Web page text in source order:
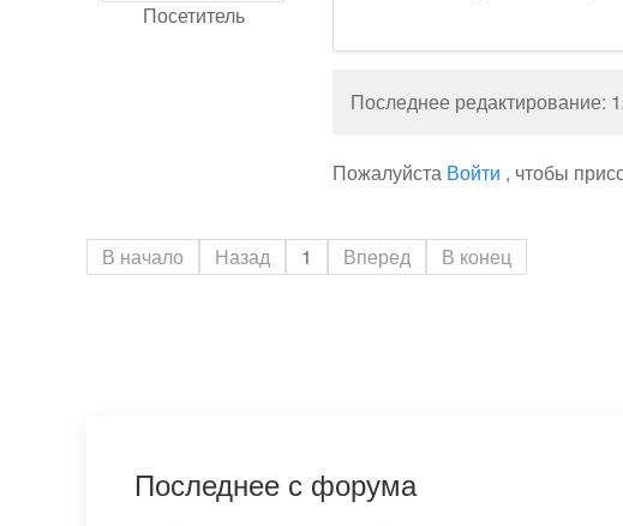
Посетитель
Последнее редактирование:
Пожалуйста Войти , чтобы
В начало Назад 1 Вперед
В конец
Последнее с форума